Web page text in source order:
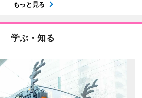
もっと見る
学ぶ・知る